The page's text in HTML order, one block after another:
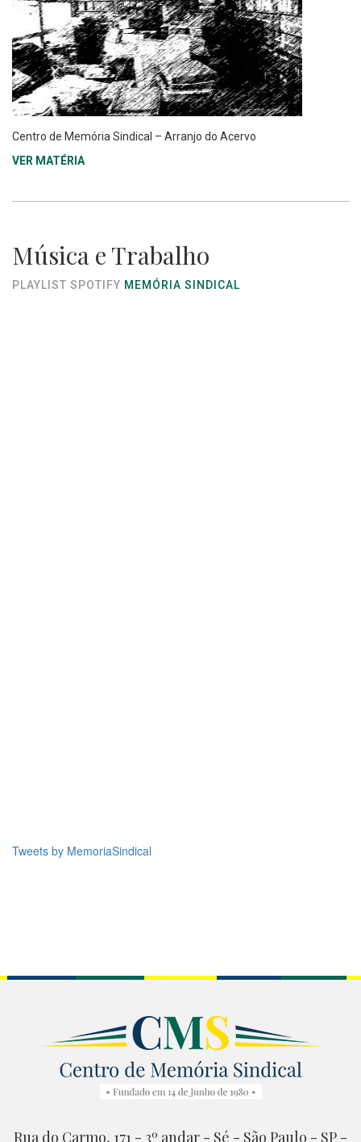
Centro de Memória Sindical – Arranjo do Acervo
VER MATÉRIA
Música e Trabalho
PLAYLIST SPOTIFY MEMÓRIA SINDICAL
Tweets by MemoriaSindical
Rua do Carmo, 171 - 3º andar - Sé - São Paulo - SP -